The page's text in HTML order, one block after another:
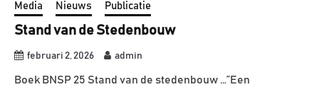
Media Nieuws Publicatie
Stand van de Stedenbouw
februari 2, 2026 admin
Boek BNSP 25 Stand van de stedenbouw …”Een